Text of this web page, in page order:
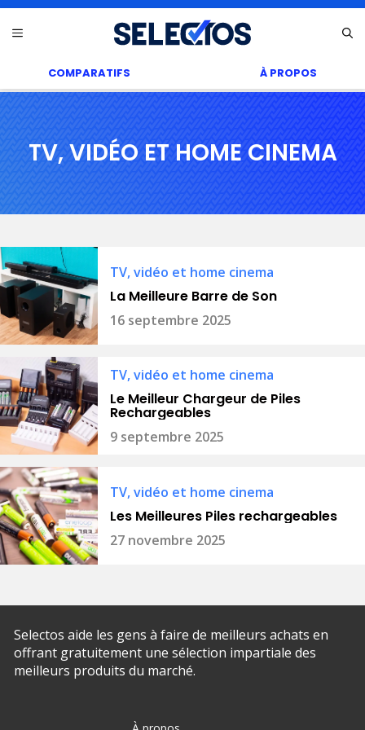
au Menu
COMPARATIFS À PROPOS
TV, VIDÉO ET HOME CINEMA
TV, vidéo et home cinema
La Meilleure Barre de Son
16 septembre 2025
TV, vidéo et home cinema
Le Meilleur Chargeur de Piles
Rechargeables
9 septembre 2025
TV, vidéo et home cinema
Les Meilleures Piles rechargeables
27 novembre 2025
Selectos aide les gens à faire de meilleurs achats en
offrant gratuitement une sélection impartiale des
meilleurs produits du marché.